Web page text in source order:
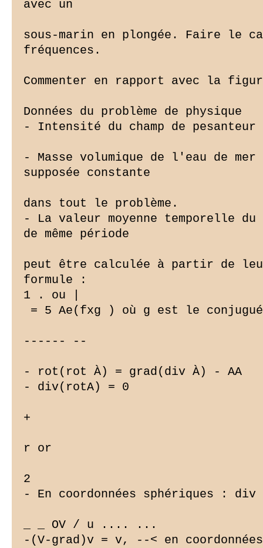
= 5 Ae(fxg ) où g est le
------ --
- rot(rot À) = grad(div À) - AA
- div(rotA) = 0
+
r or
2
- En coordonnées sphériques :
_ _ OV / u .... ...
-(V-grad)v = v, --< en